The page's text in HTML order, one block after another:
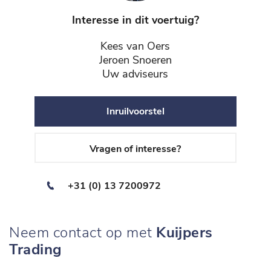
Interesse in dit voertuig?
Kees van Oers
Jeroen Snoeren
Uw adviseurs
Inruilvoorstel
Vragen of interesse?
+31 (0) 13 7200972
Neem contact op met Kuijpers
Trading